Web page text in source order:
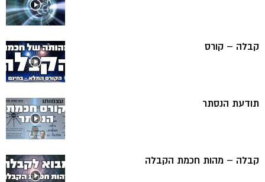
קבלה – קורס
תודעת הנסתר
קבלה – מהות חכמת הקבלה